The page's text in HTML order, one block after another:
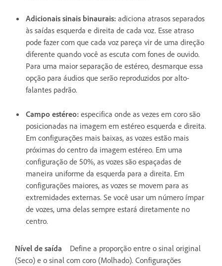
Adicionais sinais binaurais: adiciona atrasos separados
às saídas esquerda e direita de cada voz. Esse atraso
pode fazer com que cada voz pareça vir de uma direção
diferente quando você as escuta com fones de ouvido.
Para uma maior separação de estéreo, desmarque essa
opção para áudios que serão reproduzidos por alto-
falantes padrão.
Campo estéreo: especifica onde as vezes em coro são
posicionadas na imagem em estéreo esquerda e direita.
Em configurações mais baixas, as vozes estão mais
próximas do centro da imagem estéreo. Em uma
configuração de 50%, as vozes são espaçadas de
maneira uniforme da esquerda para a direita. Em
configurações maiores, as vozes se movem para as
extremidades externas. Se você usar um número ímpar
de vozes, uma delas sempre estará diretamente no
centro.
Nível de saída
Define a proporção entre o sinal original
(Seco) e o sinal com coro (Molhado). Configurações